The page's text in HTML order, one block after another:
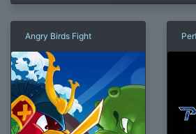
Angry Birds Fight